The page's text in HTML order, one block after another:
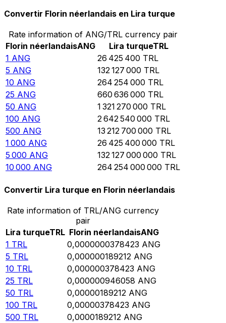
Convertir Florin néerlandais en Lira turque
Rate information of ANG/TRL currency pair
Florin néerlandaisANG Lira turqueTRL
1 ANG 26 425 400 TRL
5 ANG 132 127 000 TRL
10 ANG 264 254 000 TRL
25 ANG 660 636 000 TRL
50 ANG 1 321 270 000 TRL
100 ANG 2 642 540 000 TRL
500 ANG 13 212 700 000 TRL
1 000 ANG 26 425 400 000 TRL
5 000 ANG 132 127 000 000 TRL
10 000 ANG 264 254 000 000 TRL
Convertir Lira turque en Florin néerlandais
Rate information of TRL/ANG currency
pair
Lira turqueTRL Florin néerlandaisANG
1 TRL 0,0000000378423 ANG
5 TRL 0,000000189212 ANG
10 TRL 0,000000378423 ANG
25 TRL 0,000000946058 ANG
50 TRL 0,00000189212 ANG
100 TRL 0,00000378423 ANG
500 TRL 0,0000189212 ANG